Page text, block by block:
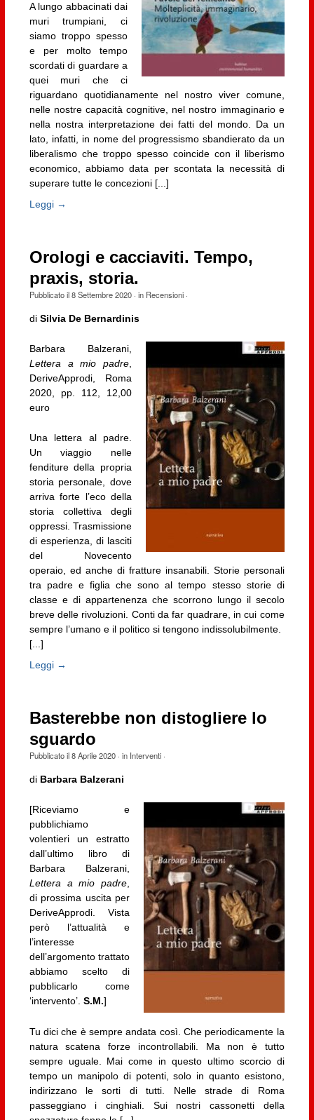
A lungo abbacinati dai
muri trumpiani, ci
siamo troppo spesso
e per molto tempo
scordati di guardare a
quei muri che ci
riguardano quotidianamente nel nostro viver comune,
nelle nostre capacità cognitive, nel nostro immaginario e
nella nostra interpretazione dei fatti del mondo. Da un
lato, infatti, in nome del progressismo sbandierato da un
liberalismo che troppo spesso coincide con il liberismo
economico, abbiamo data per scontata la necessità di
superare tutte le concezioni [...]
Leggi →
Orologi e cacciaviti. Tempo,
praxis, storia.
Pubblicato il8 Settembre 2020· in Recensioni·
diSilvia De Bernardinis
Barbara Balzerani,
Lettera a mio padre
DeriveApprodi, Roma
2020, pp. 112, 12,00
euro
Una lettera al padre.
Un viaggio nelle
fenditure della propria
storia personale, dove
arriva forte l’eco della
storia collettiva degli
oppressi. Trasmissione
di esperienza, di lasciti
del Novecento
operaio, ed anche di fratture insanabili. Storie personali
tra padre e figlia che sono al tempo stesso storie di
classe e di appartenenza che scorrono lungo il secolo
breve delle rivoluzioni. Conti da far quadrare, in cui come
sempre l’umano e il politico si tengono indissolubilmente.
[...]
Leggi →
Basterebbe non distogliere lo
sguardo
Pubblicato il8 Aprile 2020· in Interventi·
di Barbara Balzerani
[Riceviamo e
pubblichiamo
volentieri un estratto
dall’ultimo libro di
Barbara Balzerani,
Lettera a mio padre
di prossima uscita per
DeriveApprodi. Vista
però l’attualità e
l’interesse
dell’argomento trattato
abbiamo scelto di
pubblicarlo come
‘intervento’. S.M.]
Tu dici che è sempre andata così. Che periodicamente la
natura scatena forze incontrollabili. Ma non è tutto
sempre uguale. Mai come in questo ultimo scorcio di
tempo un manipolo di potenti, solo in quanto esistono,
indirizzano le sorti di tutti. Nelle strade di Roma
passeggiano i cinghiali. Sui nostri cassonetti della